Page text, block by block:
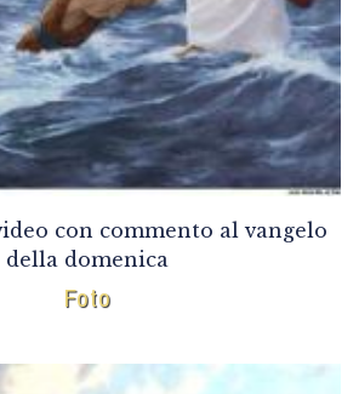
con commento al vangelo
della domenica
Foto